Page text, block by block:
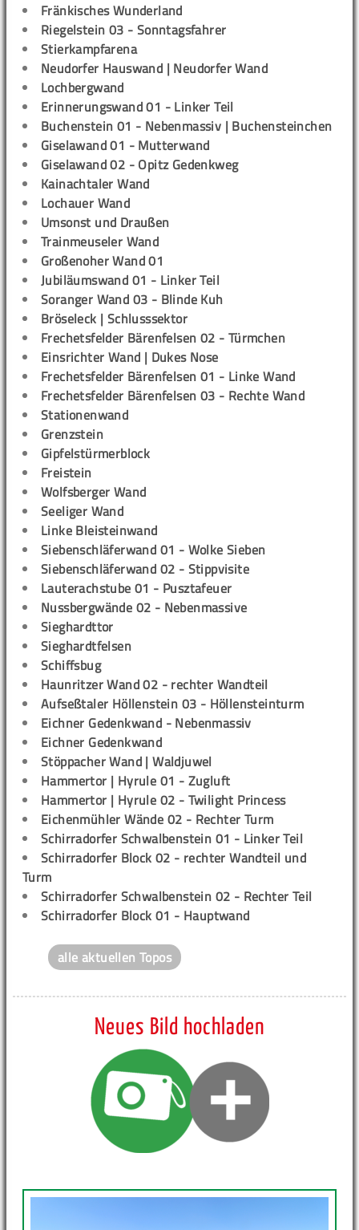
Fränkisches Wunderland
Riegelstein 03 - Sonntagsfahrer
Stierkampfarena
Neudorfer Hauswand | Neudorfer Wand
Lochbergwand
Erinnerungswand 01 - Linker Teil
Buchenstein 01 - Nebenmassiv | Buchensteinchen
Giselawand 01 - Mutterwand
Giselawand 02 - Opitz Gedenkweg
Kainachtaler Wand
Lochauer Wand
Umsonst und Draußen
Trainmeuseler Wand
Großenoher Wand 01
Jubiläumswand 01 - Linker Teil
Soranger Wand 03 - Blinde Kuh
Bröseleck | Schlusssektor
Frechetsfelder Bärenfelsen 02 - Türmchen
Einsrichter Wand | Dukes Nose
Frechetsfelder Bärenfelsen 01 - Linke Wand
Frechetsfelder Bärenfelsen 03 - Rechte Wand
Stationenwand
Grenzstein
Gipfelstürmerblock
Freistein
Wolfsberger Wand
Seeliger Wand
Linke Bleisteinwand
Siebenschläferwand 01 - Wolke Sieben
Siebenschläferwand 02 - Stippvisite
Lauterachstube 01 - Pusztafeuer
Nussbergwände 02 - Nebenmassive
Sieghardttor
Sieghardtfelsen
Schiffsbug
Haunritzer Wand 02 - rechter Wandteil
Aufseßtaler Höllenstein 03 - Höllensteinturm
Eichner Gedenkwand - Nebenmassiv
Eichner Gedenkwand
Stöppacher Wand | Waldjuwel
Hammertor | Hyrule 01 - Zugluft
Hammertor | Hyrule 02 - Twilight Princess
Eichenmühler Wände 02 - Rechter Turm
Schirradorfer Schwalbenstein 01 - Linker Teil
Schirradorfer Block 02 - rechter Wandteil und
Turm
Schirradorfer Schwalbenstein 02 - Rechter Teil
Schirradorfer Block 01 - Hauptwand
alle aktuellen Topos
Neues Bild hochladen